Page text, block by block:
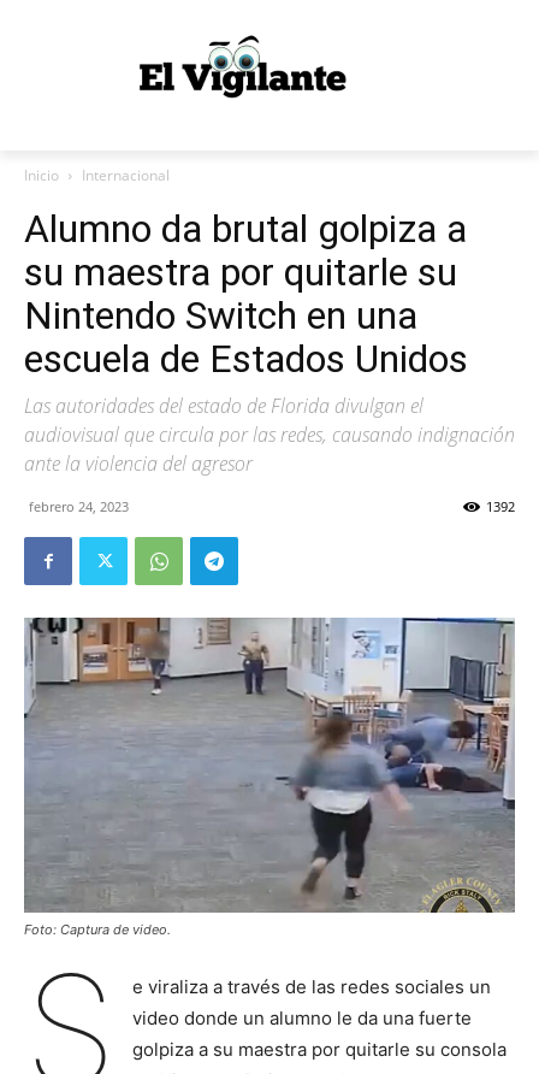
Inicio Internacional
Alumno da brutal golpiza a
su maestra por quitarle su
Nintendo Switch en una
escuela de Estados Unidos
Las autoridades del estado de Florida divulgan el
audiovisual que circula por las redes, causando indignación
ante la violencia del agresor
febrero 24, 2023 1392
Foto: Captura de video.
S
e viraliza a través de las redes sociales un
video donde un alumno le da una fuerte
golpiza a su maestra por quitarle su consola